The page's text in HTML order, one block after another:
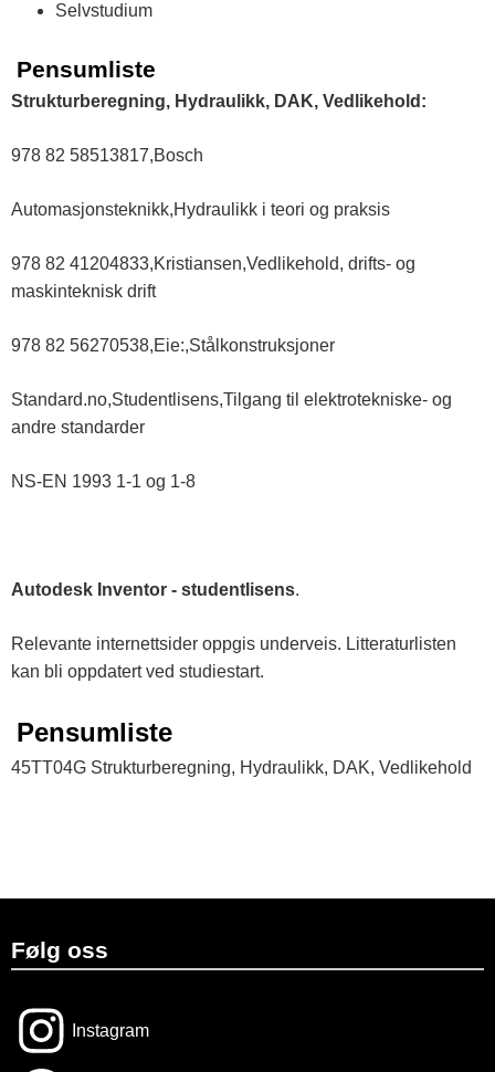
Selvstudium
Pensumliste
Strukturberegning, Hydraulikk, DAK, Vedlikehold:
978 82 58513817,Bosch
Automasjonsteknikk,Hydraulikk i teori og praksis
978 82 41204833,Kristiansen,Vedlikehold, drifts- og
maskinteknisk drift
978 82 56270538,Eie:,Stålkonstruksjoner
Standard.no,Studentlisens,Tilgang til elektrotekniske- og
andre standarder
NS-EN 1993 1-1 og 1-8
Autodesk Inventor - studentlisens.
Relevante internettsider oppgis underveis. Litteraturlisten
kan bli oppdatert ved studiestart.
Pensumliste
45TT04G Strukturberegning, Hydraulikk, DAK, Vedlikehold
Følg oss
Instagram